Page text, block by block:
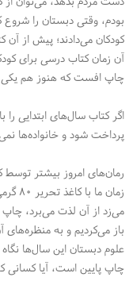
بودم، وقتی دبستان را
کودکان می‌دادند؛ پیش از
آن زمان کتاب درسی برای
چاپ افست که هنوز هم یکی
اگر کتاب سال‌های ابتدایی را
پرداخت شود و خانواده‌ها
می‌زد از آن لذت می‌برد، چاپ
باز می‌کردیم و به
علوم دبستان این سال‌ها
چاپ پایین است، آیا کسانی